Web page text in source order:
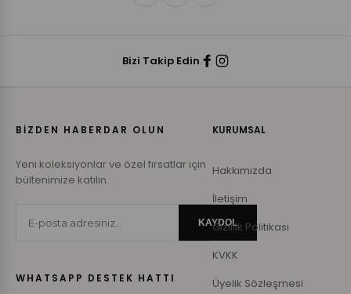
Bizi Takip Edin
BİZDEN HABERDAR OLUN
Yeni koleksiyonlar ve özel fırsatlar için
bültenimize katılın.
KAYDOL
WHATSAPP DESTEK HATTI
KURUMSAL
Hakkımızda
İletişim
Gizlilik Politikası
KVKK
Üyelik Sözleşmesi